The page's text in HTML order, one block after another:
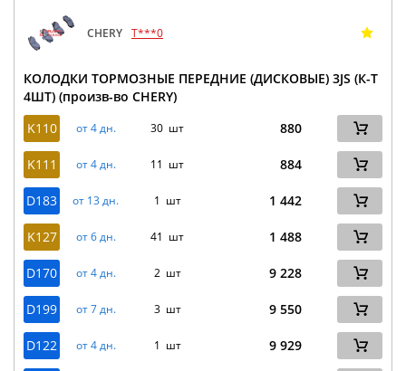
CHERY T***0
КОЛОДКИ ТОРМОЗНЫЕ ПЕРЕДНИЕ (ДИСКОВЫЕ) 3JS (К-Т
4ШТ) (произв-во CHERY)
K110
от 4 дн. 30 шт 880
K111 от 4 дн. 11 шт 884
D183 от 13 дн. 1 шт 1 442
K127 от 6 дн. 41 шт 1 488
D170 от 4 дн. 2 шт 9 228
D199 от 7 дн. 3 шт 9 550
D122 от 4 дн. 1 шт 9 929